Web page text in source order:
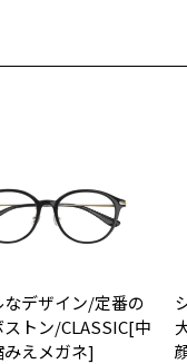
。
なデザイン/定番の
トン/CLASSIC[中
えメガネ]